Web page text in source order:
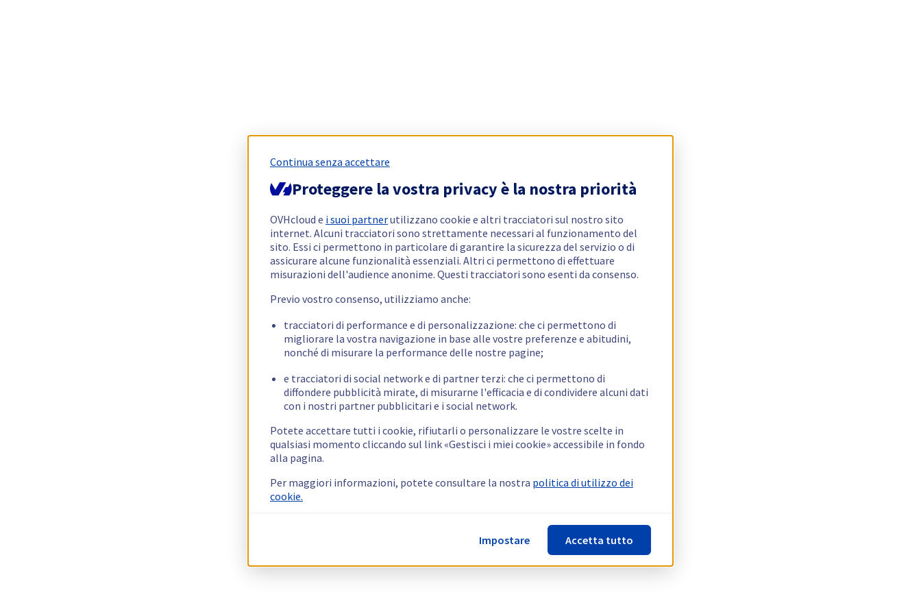
Continua senza accettare
Proteggere la vostra privacy è la nostra priorità
OVHcloud e i suoi partnerutilizzano cookie e altri tracciatori sul nostro sito
internet. Alcuni tracciatori sono strettamente necessari al funzionamento del
sito. Essi ci permettono in particolare di garantire la sicurezza del servizio o di
assicurare alcune funzionalità essenziali. Altri ci permettono di effettuare
misurazioni dell'audience anonime. Questi tracciatori sono esenti da consenso.
Previo vostro consenso, utilizziamo anche:
tracciatori di performance e di personalizzazione: che ci permettono di
migliorare la vostra navigazione in base alle vostre preferenze e abitudini,
nonché di misurare la performance delle nostre pagine;
e tracciatori di social network e di partner terzi: che ci permettono di
diffondere pubblicità mirate, di misurarne l'efficacia e di condividere alcuni dati
con i nostri partner pubblicitari e i social network.
Potete accettare tutti i cookie, rifiutarli o personalizzare le vostre scelte in
qualsiasi momento cliccando sul link «Gestisci i miei cookie» accessibile in fondo
alla pagina.
Per maggiori informazioni, potete consultare la nostra politica di utilizzo dei
cookie.
Impostare Accetta tutto